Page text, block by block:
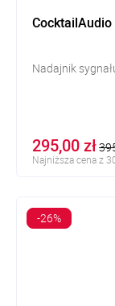
Nadajnik
295,00 zł
Najniższa cena z
-26%